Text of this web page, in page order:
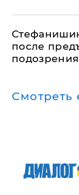
после
подозрения
Смотреть